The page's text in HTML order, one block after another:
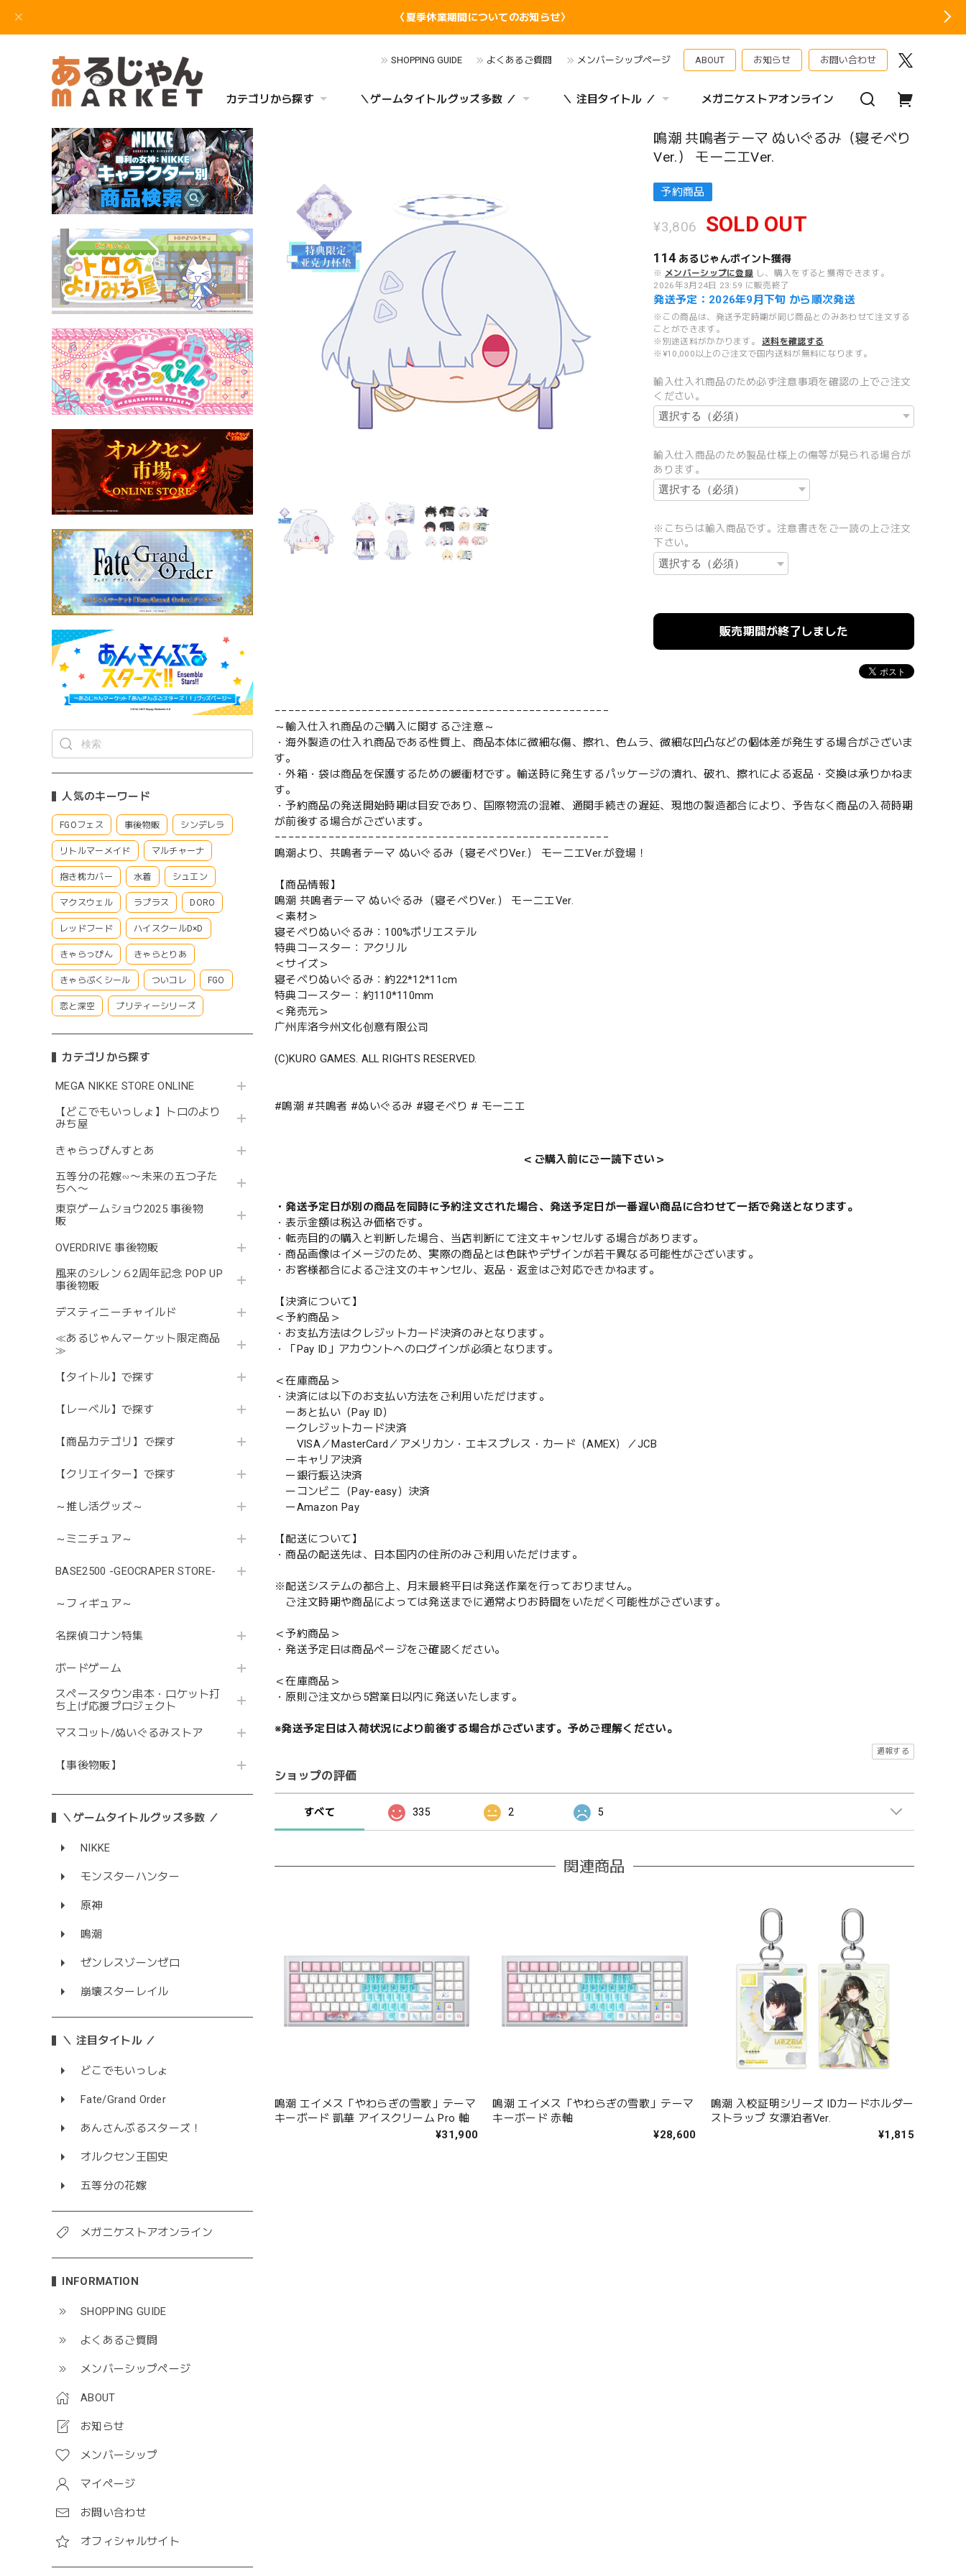
〈夏季休業期間についてのお知らせ〉
SHOPPING GUIDE よくあるご質問 メンバーシップページ ABOUT お知らせ お問い合わせ
カテゴリから探す ＼ゲームタイトルグッズ多数 ／ ＼ 注目タイトル ／ メガニケストアオンライン
人気のキーワード
FGOフェス 事後物販 シンデレラ
リトルマーメイド マルチャーナ
抱き枕カバー 水着 シュエン
マクスウェル ラプラス DORO
レッドフード ハイスクールD×D
きゃらっぴん きゃらとりあ
きゃらぷくシール ついコレ FGO
恋と深空 プリティーシリーズ
カテゴリから探す
MEGA NIKKE STORE ONLINE
【どこでもいっしょ】トロのより
みち屋
きゃらっぴんすとあ
五等分の花嫁∽〜未来の五つ子た
ちへ〜
東京ゲームショウ2025 事後物
販
OVERDRIVE 事後物販
風来のシレン６2周年記念 POP UP
事後物販
デスティニーチャイルド
≪あるじゃんマーケット限定商品
≫
【タイトル】で探す
【レーベル】で探す
【商品カテゴリ】で探す
【クリエイター】で探す
～推し活グッズ～
～ミニチュア～
BASE2500 -GEOCRAPER STORE-
～フィギュア～
名探偵コナン特集
ボードゲーム
スペースタウン串本・ロケット打
ち上げ応援プロジェクト
マスコット/ぬいぐるみストア
【事後物販】
＼ゲームタイトルグッズ多数 ／
NIKKE
モンスターハンター
原神
鳴潮
ゼンレスゾーンゼロ
崩壊スターレイル
＼ 注目タイトル ／
どこでもいっしょ
Fate/Grand Order
あんさんぶるスターズ！
オルクセン王国史
五等分の花嫁
メガニケストアオンライン
INFORMATION
SHOPPING GUIDE
よくあるご質問
メンバーシップページ
ABOUT
お知らせ
メンバーシップ
マイページ
お問い合わせ
オフィシャルサイト
鳴潮 共鳴者テーマ ぬいぐるみ（寝そべり
Ver.） モーニエVer.
予約商品
¥3,806 SOLD OUT
114 あるじゃんポイント獲得
※ メンバーシップに登録 し、購入をすると獲得できます。
2026年3月24日 23:59 に販売終了
発送予定：2026年9月下旬 から順次発送
※この商品は、発送予定時期が同じ商品とのみあわせて注文する
ことができます。
※別途送料がかかります。
送料を確認する
※¥10,000以上のご注文で国内送料が無料になります。
輸入仕入れ商品のため必ず注意事項を確認の上でご注文
ください。
輸入仕入商品のため製品仕様上の傷等が見られる場合が
あります。
※こちらは輸入商品です。注意書きをご一読の上ご注文
下さい。
販売期間が終了しました
−−−−−−−−−−−−−−−−−−−−−−−−−−−−−−−−−−−−−−−−−−−−−−−−−−
～輸入仕入れ商品のご購入に関するご注意～
・海外製造の仕入れ商品である性質上、商品本体に微細な傷、擦れ、色ムラ、微細な凹凸などの個体差が発生する場合がございま
す。
・外箱・袋は商品を保護するための緩衝材です。輸送時に発生するパッケージの潰れ、破れ、擦れによる返品・交換は承りかねま
す。
・予約商品の発送開始時期は目安であり、国際物流の混雑、通関手続きの遅延、現地の製造都合により、予告なく商品の入荷時期
が前後する場合がございます。
−−−−−−−−−−−−−−−−−−−−−−−−−−−−−−−−−−−−−−−−−−−−−−−−−−
鳴潮より、共鳴者テーマ ぬいぐるみ（寝そべりVer.） モーニエVer.が登場！
【商品情報】
鳴潮 共鳴者テーマ ぬいぐるみ（寝そべりVer.） モーニエVer.
＜素材＞
寝そべりぬいぐるみ：100%ポリエステル
特典コースター：アクリル
＜サイズ＞
寝そべりぬいぐるみ：約22*12*11cm
特典コースター：約110*110mm
＜発売元＞
广州库洛今州文化创意有限公司
(C)KURO GAMES. ALL RIGHTS RESERVED.
#鳴潮 #共鳴者 #ぬいぐるみ #寝そべり # モーニエ
＜ご購入前にご一読下さい＞
・発送予定日が別の商品を同時に予約注文された場合、発送予定日が一番遅い商品に合わせて一括で発送となります。
・表示金額は税込み価格です。
・転売目的の購入と判断した場合、当店判断にて注文キャンセルする場合があります。
・商品画像はイメージのため、実際の商品とは色味やデザインが若干異なる可能性がございます。
・お客様都合によるご注文のキャンセル、返品・返金はご対応できかねます。
【決済について】
＜予約商品＞
・お支払方法はクレジットカード決済のみとなります。
・「Pay ID」アカウントへのログインが必須となります。
＜在庫商品＞
・決済には以下のお支払い方法をご利用いただけます。
ーあと払い（Pay ID）
ークレジットカード決済
VISA／MasterCard／アメリカン・エキスプレス・カード（AMEX）／JCB
ーキャリア決済
ー銀行振込決済
ーコンビニ（Pay-easy）決済
ーAmazon Pay
【配送について】
・商品の配送先は、日本国内の住所のみご利用いただけます。
※配送システムの都合上、月末最終平日は発送作業を行っておりません。
ご注文時期や商品によっては発送までに通常よりお時間をいただく可能性がございます。
＜予約商品＞
・発送予定日は商品ページをご確認ください。
＜在庫商品＞
・原則ご注文から5営業日以内に発送いたします。
※発送予定日は入荷状況により前後する場合がございます。予めご理解ください。
通報する
ショップの評価
すべて 335 2 5
関連商品
鳴潮 エイメス「やわらぎの雪歌」テーマ
キーボード 凱華 アイスクリーム Pro 軸
¥31,900
鳴潮 エイメス「やわらぎの雪歌」テーマ
キーボード 赤軸
¥28,600
鳴潮 入校証明シリーズ IDカードホルダー
ストラップ 女漂泊者Ver.
¥1,815